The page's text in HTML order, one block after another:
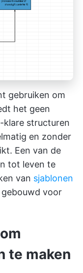
gebruiken om
het geen
klare structuren
en zonder
Een van de
tot leven te
van sjablonen
gebouwd voor
te maken